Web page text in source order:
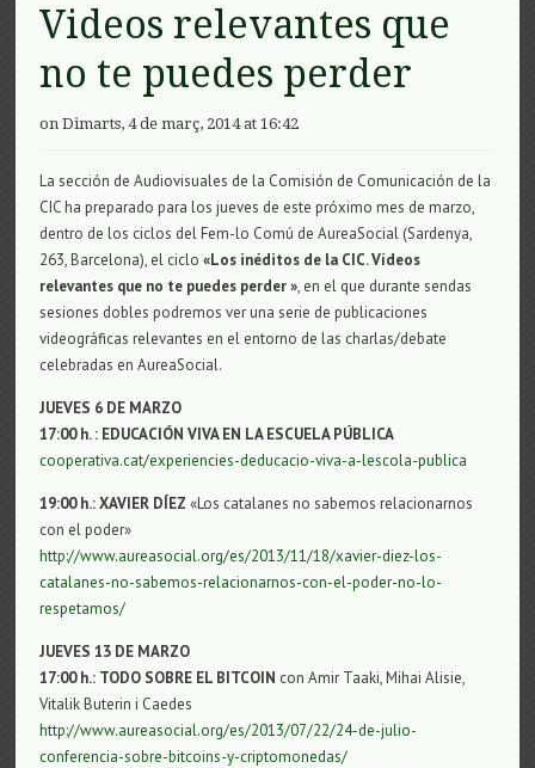
Videos relevantes que
no te puedes perder
on Dimarts, 4 de març, 2014 at 16:42
La sección de Audiovisuales de la Comisión de Comunicación de la
CIC ha preparado para los jueves de este próximo mes de marzo,
dentro de los ciclos del Fem-lo Comú de AureaSocial (Sardenya,
263, Barcelona), el ciclo«Los inéditos de la CIC. Vídeos
relevantes que no te puedes perder », en el que durante sendas
sesiones dobles podremos ver una serie de publicaciones
videográficas relevantes en el entorno de las charlas/debate
celebradas en AureaSocial.
JUEVES 6 DE MARZO
17:00 h. : EDUCACIÓN VIVA EN LA ESCUELA PÚBLICA
cooperativa.cat/experiencies-deducacio-viva-a-lescola-publica
19:00 h.: XAVIER DÍEZ «Los catalanes no sabemos relacionarnos
con el poder»
http://www.aureasocial.org/es/2013/11/18/xavier-diez-los-
catalanes-no-sabemos-relacionarnos-con-el-poder-no-lo-
respetamos/
JUEVES 13 DE MARZO
17:00 h.: TODO SOBRE EL BITCOIN con Amir Taaki, Mihai Alisie,
Vitalik Buterin i Caedes
http://www.aureasocial.org/es/2013/07/22/24-de-julio-
conferencia-sobre-bitcoins-y-criptomonedas/